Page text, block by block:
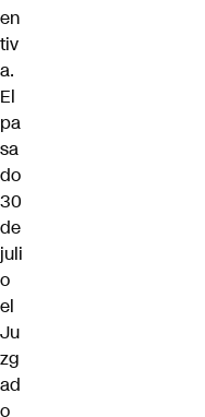
en
tiv
a.
El
pa
sa
do
30
de
juli
o
el
Ju
zg
ad
o